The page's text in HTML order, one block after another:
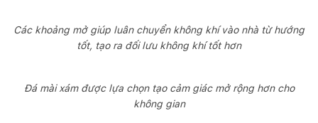
Các khoảng mở giúp luân chuyển không khí vào nhà từ hướng
tốt, tạo ra đối lưu không khí tốt hơn
Đá mài xám được lựa chọn tạo cảm giác mở rộng hơn cho
không gian